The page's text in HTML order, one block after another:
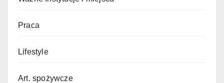
Praca
Lifestyle
Art. spożywcze